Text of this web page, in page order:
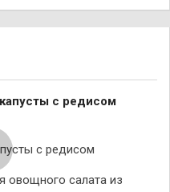
с редисом
овощного салата из